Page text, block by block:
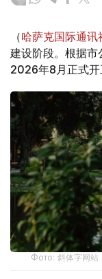
（哈萨克国际通讯
建设阶段。根据
2026年8月正式开
Фото: 斜体字网站